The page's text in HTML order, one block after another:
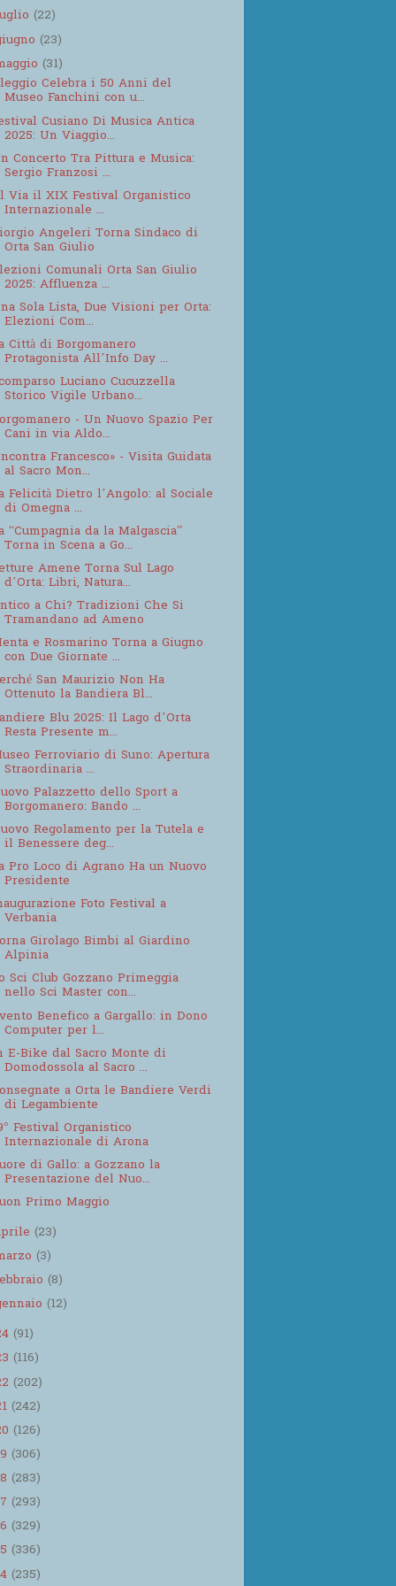
(22)
(23)
(31)
Celebra i 50 Anni del
Museo Fanchini con u...
Cusiano Di Musica Antica
2025: Un Viaggio...
Concerto Tra Pittura e Musica:
Sergio Franzosi ...
Via il XIX Festival Organistico
Internazionale ...
Angeleri Torna Sindaco di
Orta San Giulio
Comunali Orta San Giulio
2025: Affluenza ...
Sola Lista, Due Visioni per Orta:
Elezioni Com...
Città di Borgomanero
Protagonista All’Info Day ...
Luciano Cucuzzella
Storico Vigile Urbano...
- Un Nuovo Spazio Per
Cani in via Aldo...
Francesco» - Visita Guidata
al Sacro Mon...
Felicità Dietro l’Angolo: al Sociale
di Omegna ...
“Cumpagnia da la Malgascia”
Torna in Scena a Go...
Amene Torna Sul Lago
d’Orta: Libri, Natura...
a Chi? Tradizioni Che Si
Tramandano ad Ameno
e Rosmarino Torna a Giugno
con Due Giornate ...
San Maurizio Non Ha
Ottenuto la Bandiera Bl...
Blu 2025: Il Lago d’Orta
Resta Presente m...
Ferroviario di Suno: Apertura
Straordinaria ...
Palazzetto dello Sport a
Borgomanero: Bando ...
Regolamento per la Tutela e
il Benessere deg...
Pro Loco di Agrano Ha un Nuovo
Presidente
Foto Festival a
Verbania
Girolago Bimbi al Giardino
Alpinia
Sci Club Gozzano Primeggia
nello Sci Master con...
Benefico a Gargallo: in Dono
Computer per l...
E-Bike dal Sacro Monte di
Domodossola al Sacro ...
a Orta le Bandiere Verdi
di Legambiente
Festival Organistico
Internazionale di Arona
di Gallo: a Gozzano la
Presentazione del Nuo...
Primo Maggio
(23)
(3)
(8)
(12)
(91)
(116)
(202)
(242)
(126)
(306)
(283)
(293)
(329)
(336)
(235)